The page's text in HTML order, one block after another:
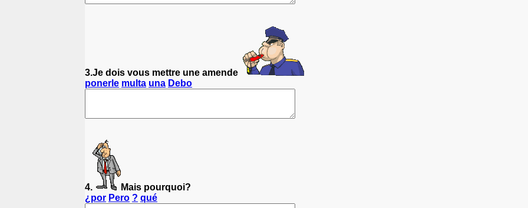
3.Je dois vous mettre une amende
ponerle multa una Debo
4.
Mais pourquoi?
¿por Pero ? qué